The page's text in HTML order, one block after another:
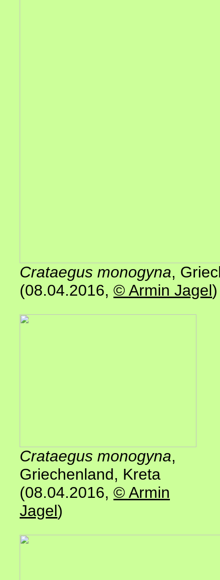
Crataegus monogyna,
(08.04.2016, © Armin Jagel)
Crataegus monogyna,
Griechenland, Kreta
(08.04.2016, © Armin
Jagel)